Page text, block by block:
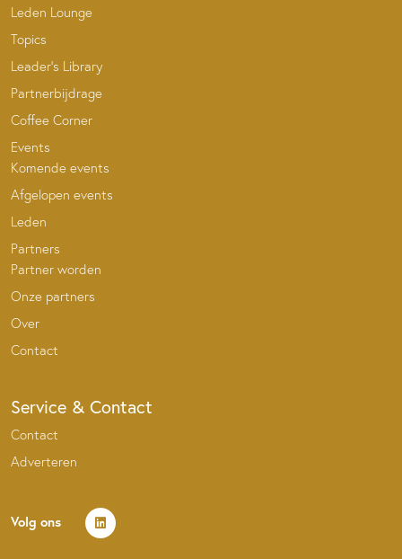
Leden Lounge
Topics
Leader’s Library
Partnerbijdrage
Coffee Corner
Events
Komende events
Afgelopen events
Leden
Partners
Partner worden
Onze partners
Over
Contact
Service & Contact
Contact
Adverteren
Volg ons